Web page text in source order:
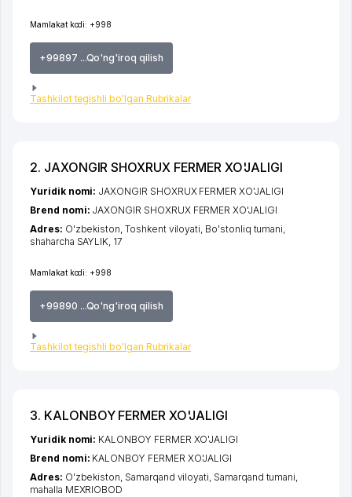
Mamlakat kodi: +998
+99897 ...Qo'ng'iroq qilish
Tashkilot tegishli bo'lgan Rubrikalar
2. JAXONGIR SHOXRUX FERMER XO'JALIGI
Mamlakat kodi: +998
+99890 ...Qo'ng'iroq qilish
Tashkilot tegishli bo'lgan Rubrikalar
Yuridik nomi: JAXONGIR SHOXRUX FERMER XO'JALIGI
Brend nomi: JAXONGIR SHOXRUX FERMER XO'JALIGI
Adres: O'zbekiston,Toshkent viloyati, Bo'stonliq tumani,
shaharcha SAYLIK, 17
3. KALONBOY FERMER XO'JALIGI
Yuridik nomi: KALONBOY FERMER XO'JALIGI
Brend nomi: KALONBOY FERMER XO'JALIGI
Adres: O'zbekiston, Samarqand viloyati, Samarqand tumani,
mahalla MEXRIOBOD